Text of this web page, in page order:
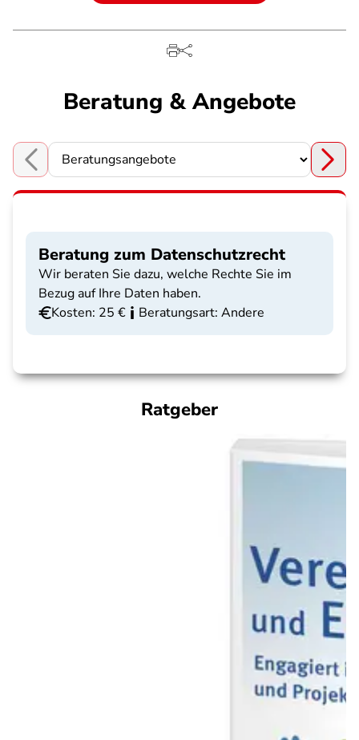
Beratung & Angebote
Choose a section
Beratung zum Datenschutzrecht
Wir beraten Sie dazu, welche Rechte Sie im
Bezug auf Ihre Daten haben.
Kosten: 25 €
Beratungsart: Andere
Ratgeber